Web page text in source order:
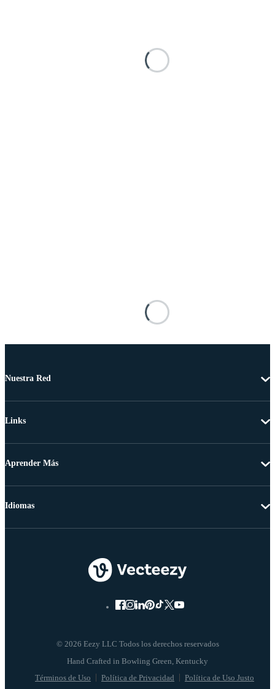
Nuestra Red
Links
Aprender Más
© 2026 Eezy LLC Todos los derechos reservados
Términos de Uso Política de Privacidad Política de Uso Justo
Idiomas